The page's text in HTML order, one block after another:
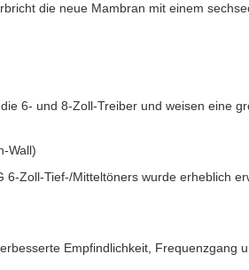
die neue Mambran mit einem
6- und 8-Zoll-Treiber und weisen eine
Wall)
Zoll-Tief-/Mitteltöners wurde erheblich
Empfindlichkeit, Frequenzgang